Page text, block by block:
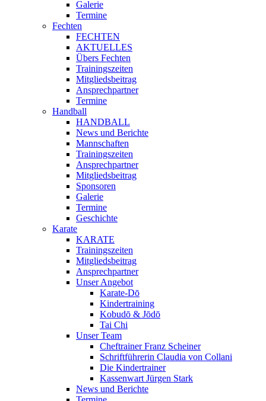
Galerie
Termine
Fechten
FECHTEN
AKTUELLES
Übers Fechten
Trainingszeiten
Mitgliedsbeitrag
Ansprechpartner
Termine
Handball
HANDBALL
News und Berichte
Mannschaften
Trainingszeiten
Ansprechpartner
Mitgliedsbeitrag
Sponsoren
Galerie
Termine
Geschichte
Karate
KARATE
Trainingszeiten
Mitgliedsbeitrag
Ansprechpartner
Unser Angebot
Karate-Dō
Kindertraining
Kobudō & Jōdō
Tai Chi
Unser Team
Cheftrainer Franz Scheiner
Schriftführerin Claudia von Collani
Die Kindertrainer
Kassenwart Jürgen Stark
News und Berichte